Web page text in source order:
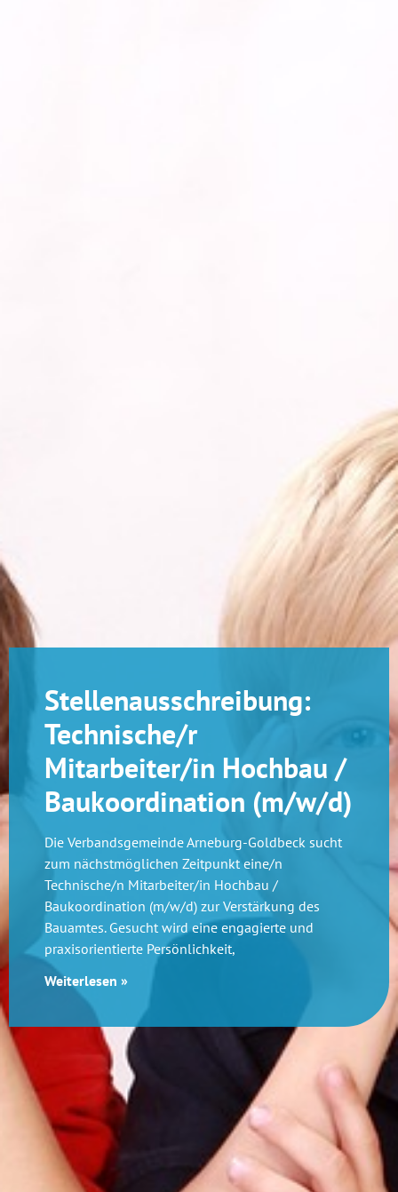
Stellenausschreibung:
Technische/r
Mitarbeiter/in Hochbau /
Baukoordination (m/w/d)
Die Verbandsgemeinde Arneburg-Goldbeck sucht
zum nächstmöglichen Zeitpunkt eine/n
Technische/n Mitarbeiter/in Hochbau /
Baukoordination (m/w/d) zur Verstärkung des
Bauamtes. Gesucht wird eine engagierte und
praxisorientierte Persönlichkeit,
Weiterlesen »